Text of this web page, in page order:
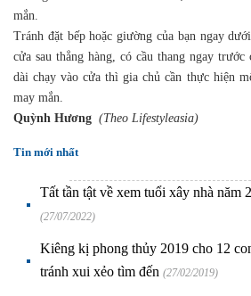
mắn.
Tránh đặt bếp hoặc giường của bạn ngay
cửa sau thẳng hàng, có cầu thang ngay trước
dài chạy vào cửa thì gia chủ cần thực hiện
may mắn.
Quỳnh Hương (Theo Lifestyleasia)
Tin mới nhất
Tất tần tật về xem tuổi xây nhà năm
(27/07/2022)
Kiêng kị phong thủy 2019 cho 12
tránh xui xẻo tìm đến (27/02/2019)